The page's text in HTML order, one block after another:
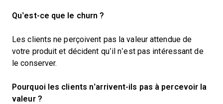
Qu’est-ce que le churn ?
Les clients ne perçoivent pas la valeur attendue de
votre produit et décident qu’il n’est pas intéressant de
le conserver.
Pourquoi les clients n’arrivent-ils pas à percevoir la
valeur ?